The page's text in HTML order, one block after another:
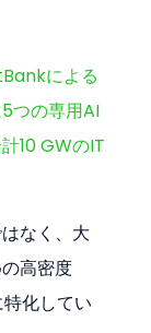
による
つの専用AI
10 GWのIT
なく、大
高密度
化してい